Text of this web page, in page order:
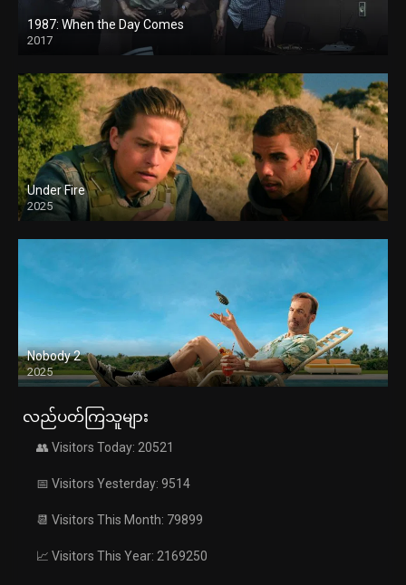
1987: When the Day Comes
2017
Under Fire
2025
Nobody 2
2025
လည်ပတ်ကြသူများ
👥 Visitors Today: 20521
📅 Visitors Yesterday: 9514
📆 Visitors This Month: 79899
📈 Visitors This Year: 2169250